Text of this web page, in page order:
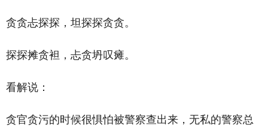
贪贪忐探探，坦探探贪贪。
探探摊贪袒，忐贪坍叹瘫。
看解说：
贪官贪污的时候很惧怕被警察查出来，无私的警察总